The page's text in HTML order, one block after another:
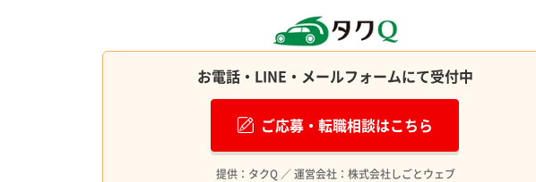
お電話・LINE・メールフォームにて受付中
ご応募・転職相談はこちら
提供：タクQ ／ 運営会社：株式会社しごとウェブ